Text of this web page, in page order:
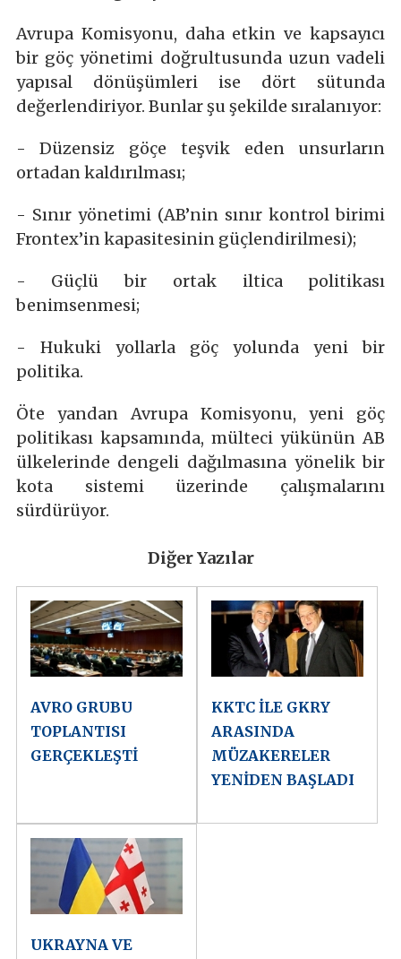
Avrupa Komisyonu, daha etkin ve kapsayıcı
bir göç yönetimi doğrultusunda uzun vadeli
yapısal dönüşümleri ise dört sütunda
değerlendiriyor. Bunlar şu şekilde sıralanıyor:
- Düzensiz göçe teşvik eden unsurların
ortadan kaldırılması;
- Sınır yönetimi (AB’nin sınır kontrol birimi
Frontex’in kapasitesinin güçlendirilmesi);
- Güçlü bir ortak iltica politikası
benimsenmesi;
- Hukuki yollarla göç yolunda yeni bir
politika.
Öte yandan Avrupa Komisyonu, yeni göç
politikası kapsamında, mülteci yükünün AB
ülkelerinde dengeli dağılmasına yönelik bir
kota sistemi üzerinde çalışmalarını
sürdürüyor.
Diğer Yazılar
AVRO GRUBU
TOPLANTISI
GERÇEKLEŞTİ
KKTC İLE GKRY
ARASINDA
MÜZAKERELER
YENİDEN BAŞLADI
UKRAYNA VE